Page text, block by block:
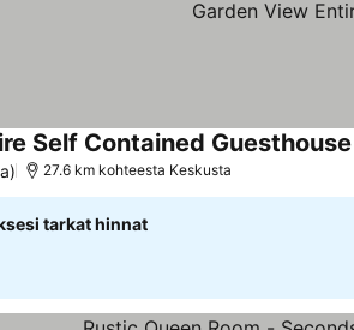
Self Contained Guesthouse
27.6 km kohteesta Keskusta
tarkat hinnat